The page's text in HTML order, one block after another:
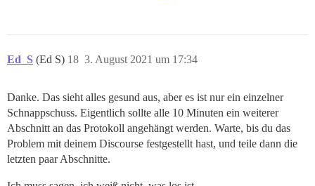
Ed_S (Ed S) 3. August 2021 um 17:34
18
Danke. Das sieht alles gesund aus, aber es ist nur ein einzelner
Schnappschuss. Eigentlich sollte alle 10 Minuten ein weiterer
Abschnitt an das Protokoll angehängt werden. Warte, bis du das
Problem mit deinem Discourse festgestellt hast, und teile dann die
letzten paar Abschnitte.